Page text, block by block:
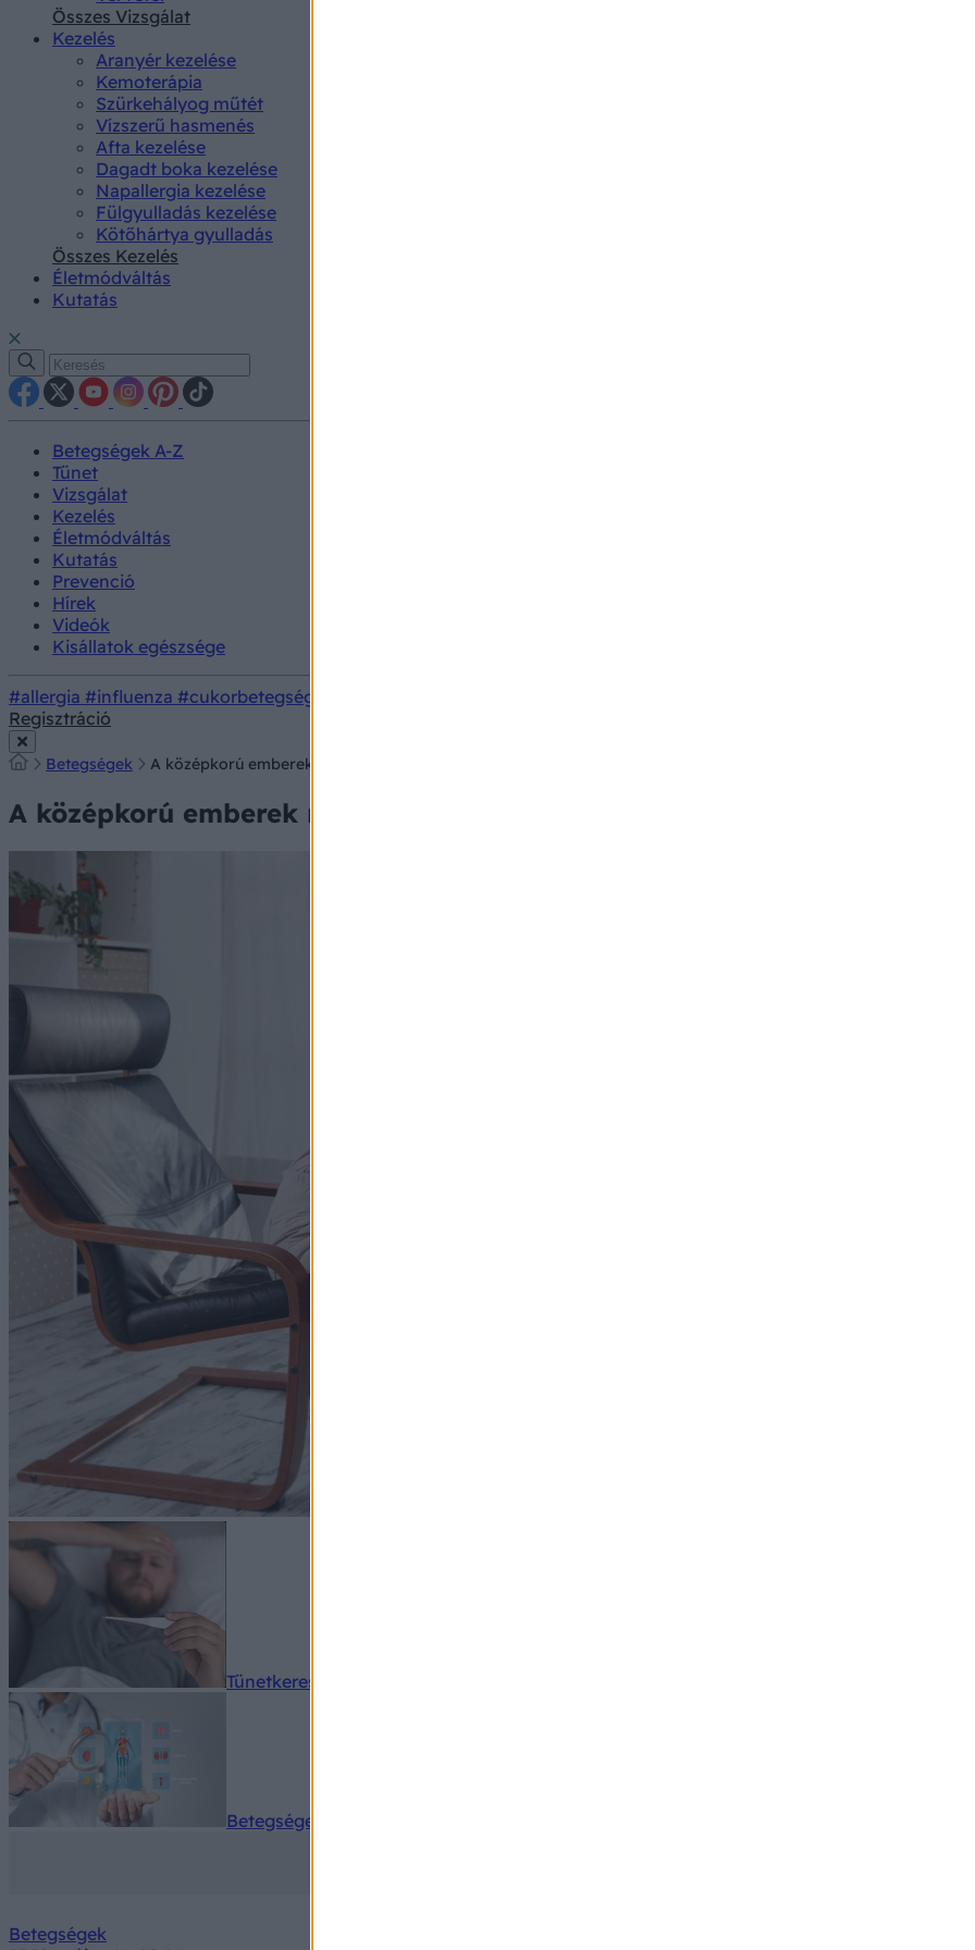
Összes Vizsgálat
Kezelés
Aranyér kezelése
Kemoterápia
Szürkehályog műtét
Vízszerű hasmenés
Afta kezelése
Dagadt boka kezelése
Napallergia kezelése
Fülgyulladás kezelése
Kötőhártya gyulladás
Összes Kezelés
Életmódváltás
Kutatás
Betegségek A-Z
Tünet
Vizsgálat
Kezelés
Életmódváltás
Kutatás
Prevenció
Hírek
Videók
Kisállatok egészsége
#allergia #influenza #cukorbetegség
Regisztráció
Betegségek A középkorú emberek magánya semmihez sem hasonlítható módon rombolhat
A középkorú emberek magánya semmihez sem hasonlítható módon
Tünetkereső
Betegségek A-Z
Betegségek